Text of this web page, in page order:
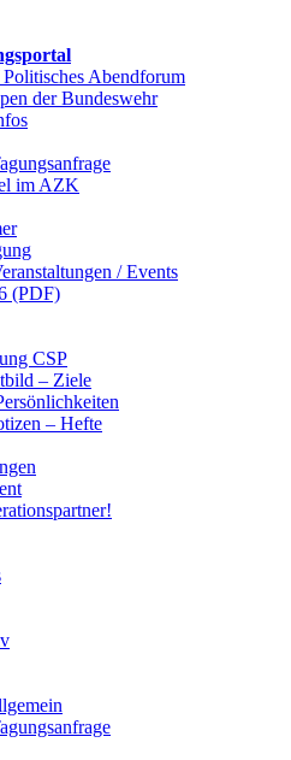
Abendforum
der Bundeswehr
im AZK
/ Events
(PDF)
CSP
– Ziele
– Hefte